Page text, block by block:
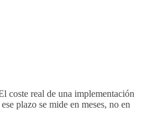
coste real de una implementación
plazo se mide en meses, no en